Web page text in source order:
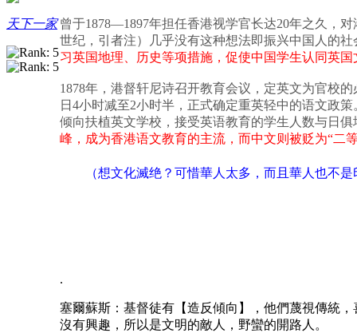
天下一家 曾于1878—1897年担任香港视学官长达20年之久，
世纪，引者注）几乎没有这种想法即振兴中国人的
习英国地理、历史等项措施，促使中国学生认同英
1878年，港督轩尼诗召开教育会议，定英文为官校
日4小时减至2小时半，正式确定重英轻中的语文政
倾向扶植英文学校，接受英语教育的学生人数与日俱
峰，成为香港语文教育的主流，而中文则被贬为“二
（想文化滅绝？可惜華人太多，而且 華人 也不是
.
塞爾蘇斯：基督徒有【造反傾向】，他們蔑視傳統
沒有興趣，所以是文明的敵人，野蠻的開路人。